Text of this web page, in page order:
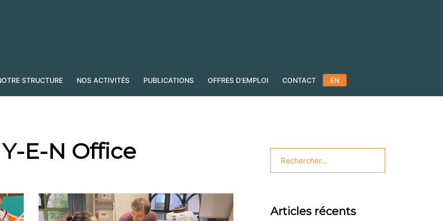
STRUCTURE NOS ACTIVITÉS PUBLICATIONS OFFRES D’EMPLOI CONTACT EN
Y-E-N Office
Articles récents